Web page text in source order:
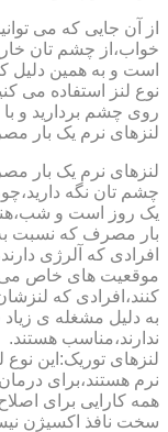
از آن جایی که می
خواب،از چشم تان
است و به همین دلیل
نوع لنز استفاده می
روی چشم بردارید و
لنزهای نرم یک بار
لنزهای نرم یک بار
چشم تان نگه
یک روز است و
بار مصرف که نسبت به
افرادی که آلرژی
موقعیت های خاص می
کنند،افرادی که
به دلیل مشغله ی
ندارند،مناسب هستند.
لنزهای توریک:این نوع
نرم هستند،برای
همه کارایی برای
سخت نافذ اکسیژن